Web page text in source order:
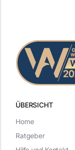
ÜBERSICHT
Home
Ratgeber